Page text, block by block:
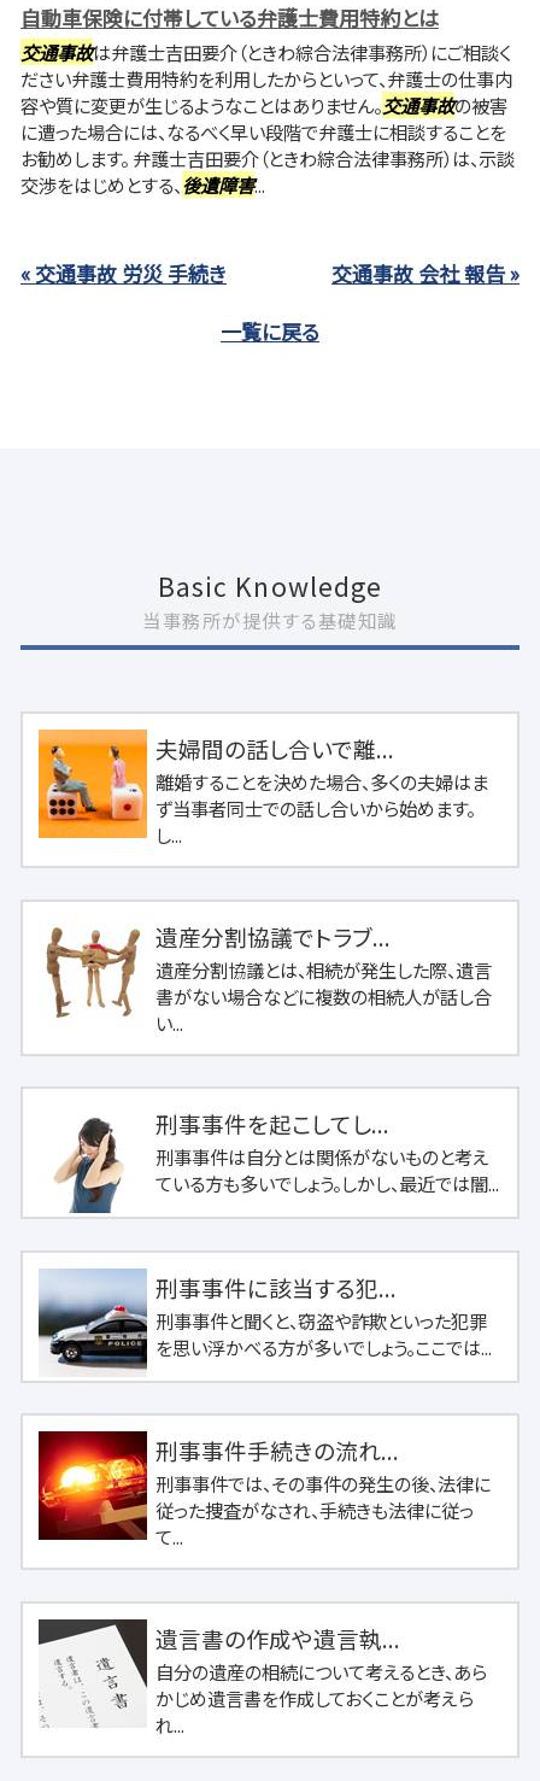
自動車保険に付帯している弁護士費用特約とは
交通事故は弁護士吉田要介（ときわ綜合法律事務所）にご相談く
ださい弁護士費用特約を利用したからといって、弁護士の仕事内
容や質に変更が生じるようなことはありません。交通事故の被害
に遭った場合には、なるべく早い段階で弁護士に相談することを
お勧めします。 弁護士吉田要介（ときわ綜合法律事務所）は、示談
交渉をはじめとする、後遺障害...
« 交通事故 労災 手続き
交通事故 会社 報告 »
一覧に戻る
Basic Knowledge
当事務所が提供する基礎知識
夫婦間の話し合いで離...
離婚することを決めた場合、多くの夫婦はま
ず当事者同士での話し合いから始めます。
し...
遺産分割協議でトラブ...
遺産分割協議とは、相続が発生した際、遺言
書がない場合などに複数の相続人が話し合
い...
刑事事件を起こしてし...
刑事事件は自分とは関係がないものと考え
ている方も多いでしょう。しかし、最近では闇...
刑事事件に該当する犯...
刑事事件と聞くと、窃盗や詐欺といった犯罪
を思い浮かべる方が多いでしょう。ここでは...
刑事事件手続きの流れ...
刑事事件では、その事件の発生の後、法律に
従った捜査がなされ、手続きも法律に従っ
て...
遺言書の作成や遺言執...
自分の遺産の相続について考えるとき、あら
かじめ遺言書を作成しておくことが考えら
れ...